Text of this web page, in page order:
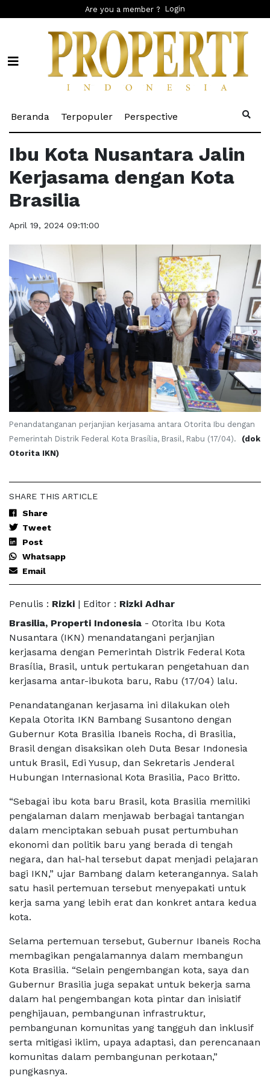
Are you a member ? Login
Beranda (current)
Terpopuler(current)
Perspective
Ibu Kota Nusantara Jalin
Kerjasama dengan Kota
Brasilia
April 19, 2024 09:11:00
Penandatanganan perjanjian kerjasama antara Otorita Ibu dengan
Pemerintah Distrik Federal Kota Brasília, Brasil, Rabu (17/04).
(dok
Otorita IKN)
SHARE THIS ARTICLE
Share
Tweet
Post
Whatsapp
Email
Penulis : Rizki | Editor : Rizki Adhar
Brasilia, Properti Indonesia - Otorita Ibu Kota
Nusantara (IKN) menandatangani perjanjian
kerjasama dengan Pemerintah Distrik Federal Kota
Brasília, Brasil, untuk pertukaran pengetahuan dan
kerjasama antar-ibukota baru, Rabu (17/04) lalu.
Penandatanganan kerjasama ini dilakukan oleh
Kepala Otorita IKN Bambang Susantono dengan
Gubernur Kota Brasilia Ibaneis Rocha, di Brasilia,
Brasil dengan disaksikan oleh Duta Besar Indonesia
untuk Brasil, Edi Yusup, dan Sekretaris Jenderal
Hubungan Internasional Kota Brasilia, Paco Britto.
“Sebagai ibu kota baru Brasil, kota Brasilia memiliki
pengalaman dalam menjawab berbagai tantangan
dalam menciptakan sebuah pusat pertumbuhan
ekonomi dan politik baru yang berada di tengah
negara, dan hal-hal tersebut dapat menjadi pelajaran
bagi IKN,” ujar Bambang dalam keterangannya. Salah
satu hasil pertemuan tersebut menyepakati untuk
kerja sama yang lebih erat dan konkret antara kedua
kota.
Selama pertemuan tersebut, Gubernur Ibaneis Rocha
membagikan pengalamannya dalam membangun
Kota Brasilia. “Selain pengembangan kota, saya dan
Gubernur Brasilia juga sepakat untuk bekerja sama
dalam hal pengembangan kota pintar dan inisiatif
penghijauan, pembangunan infrastruktur,
pembangunan komunitas yang tangguh dan inklusif
serta mitigasi iklim, upaya adaptasi, dan perencanaan
komunitas dalam pembangunan perkotaan,”
pungkasnya.